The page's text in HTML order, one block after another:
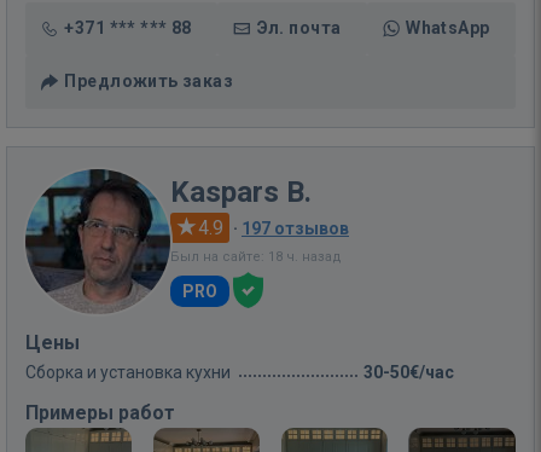
+371 *** *** 88 Эл. почта WhatsApp
Предложить заказ
Kaspars B.
4.9 · 197 отзывов
Был на сайте: 18 ч. назад
PRO
Цены
Сборка и установка кухни 30-50€/час
Примеры работ